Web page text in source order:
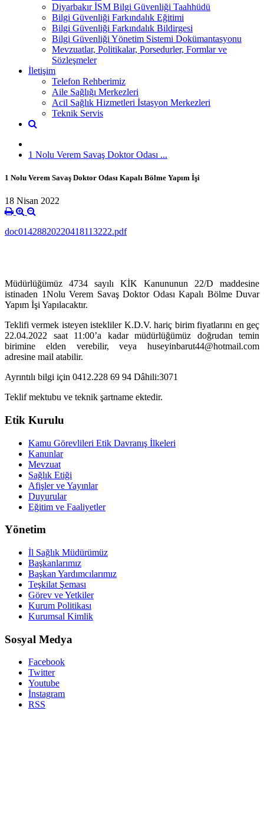
Diyarbakır İSM Bilgi Güvenliği Taahhüdü
Bilgi Güvenliği Farkındalık Eğitimi
Bilgi Güvenliği Farkındalık Bildirgesi
Bilgi Güvenliği Yönetim Sistemi Dokümantasyonu
Mevzuatlar, Politikalar, Porsedurler, Formlar ve
Sözleşmeler
İletişim
Telefon Rehberimiz
Aile Sağlığı Merkezleri
Acil Sağlık Hizmetleri İstasyon Merkezleri
Teknik Servis
1 Nolu Verem Savaş Doktor Odası ...
1 Nolu Verem Savaş Doktor Odası Kapalı Bölme Yapım İşi
18 Nisan 2022
doc01428820220418113222.pdf
Müdürlüğümüz 4734 sayılı KİK Kanununun 22/D maddesine
istinaden 1Nolu Verem Savaş Doktor Odası Kapalı Bölme Duvar
Yapım İşi Yapılacaktır.
Teklifi vermek isteyen istekliler K.D.V. hariç birim fiyatlarını en geç
22.04.2022 saat 11:00’a kadar müdürlüğümüz doğrudan temin
birimine elden verebilir, veya huseyinbarut44@hotmail.com
adresine mail atabilir.
Ayrıntılı bilgi için 0412.228 69 94 Dâhili:3071
Teklif mektubu ve teknik şartname ektedir.
Etik Kurulu
Kamu Görevlileri Etik Davranış İlkeleri
Kanunlar
Mevzuat
Sağlık Etiği
Afişler ve Yayınlar
Duyurular
Eğitim ve Faaliyetler
Yönetim
İl Sağlık Müdürümüz
Başkanlarımız
Başkan Yardımcılarımız
Teşkilat Şeması
Görev ve Yetkiler
Kurum Politikası
Kurumsal Kimlik
Sosyal Medya
Facebook
Twitter
Youtube
İnstagram
RSS